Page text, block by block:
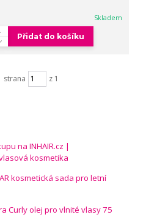
Skladem
Přidat do košíku
strana z 1